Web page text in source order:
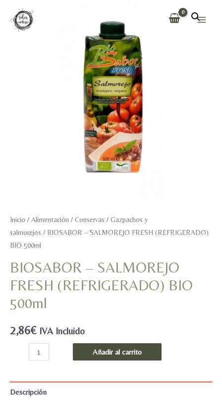
contenido
Inicio / Alimentación / Conservas / Gazpachos y
salmorejos / BIOSABOR – SALMOREJO FRESH (REFRIGERADO)
BIO 500ml
BIOSABOR – SALMOREJO
FRESH (REFRIGERADO) BIO
500ml
2,86€ IVA Incluido
BIOSABOR
FRESH
Añadir al carrito
Descripción